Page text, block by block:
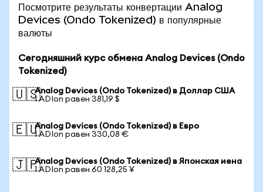
Посмотрите результаты конвертации Analog
Devices (Ondo Tokenized) в популярные
валюты
Сегодняшний курс обмена Analog Devices (Ondo
Tokenized)
🇺🇸Analog Devices (Ondo Tokenized) в Доллар США
1 ADIon равен 381,19 $
🇪🇺Analog Devices (Ondo Tokenized) в Евро
1 ADIon равен 330,08 €
🇯🇵Analog Devices (Ondo Tokenized) в Японская иена
1 ADIon равен 60 128,25 ¥